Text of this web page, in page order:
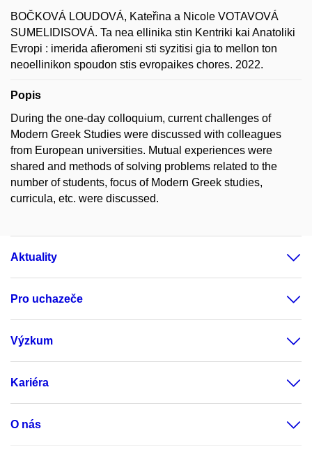
BOČKOVÁ LOUDOVÁ, Kateřina a Nicole VOTAVOVÁ
SUMELIDISOVÁ. Ta nea ellinika stin Kentriki kai Anatoliki
Evropi : imerida afieromeni sti syzitisi gia to mellon ton
neoellinikon spoudon stis evropaikes chores. 2022.
Popis
During the one-day colloquium, current challenges of
Modern Greek Studies were discussed with colleagues
from European universities. Mutual experiences were
shared and methods of solving problems related to the
number of students, focus of Modern Greek studies,
curricula, etc. were discussed.
Aktuality
Pro uchazeče
Výzkum
Kariéra
O nás